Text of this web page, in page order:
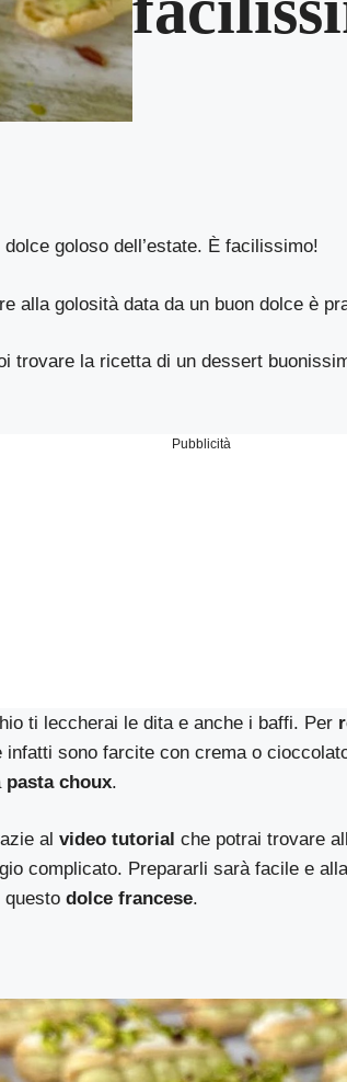
goloso dell’estate. È facilissimo!
alla golosità data da un buon dolce è
trovare la ricetta di un dessert
Pubblicità
ti leccherai le dita e anche i baffi. Per
infatti sono farcite con crema o
pasta choux.
alvideo tutorial che potrai trovare
complicato. Prepararli sarà facile e
questo dolce francese.